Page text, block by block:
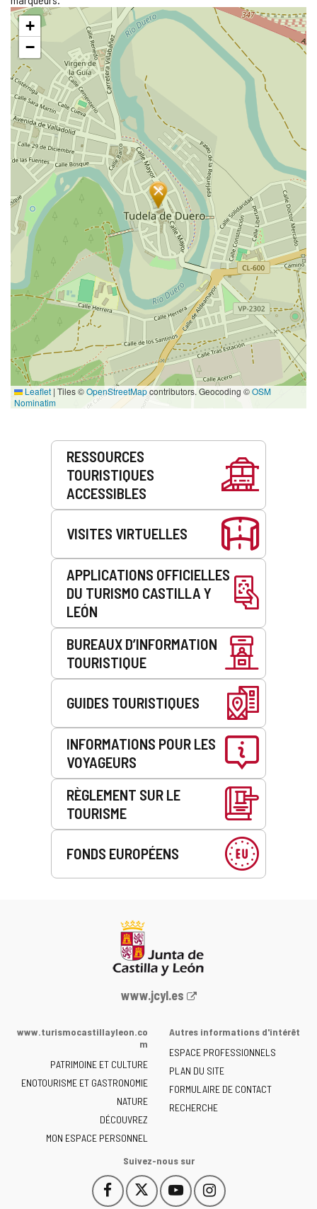
Sauter
la
carte
+
−
Leaflet | Tiles ©OpenStreetMapcontributors. Geocoding ©OSM
Nominatim
Prestations
RESSOURCES
TOURISTIQUES
ACCESSIBLES
VISITES VIRTUELLES
APPLICATIONS OFFICIELLES
DU TURISMO CASTILLA Y
LEÓN
BUREAUX D’INFORMATION
TOURISTIQUE
GUIDES TOURISTIQUES
INFORMATIONS POUR LES
VOYAGEURS
RÈGLEMENT SUR LE
TOURISME
FONDS EUROPÉENS
Portail
la
de
Castilla
y
León
-
www.jcyl.es
www.turismocastillayleon.co
m
PATRIMOINE ET CULTURE
ENOTOURISME ET GASTRONOMIE
NATURE
DÉCOUVREZ
MON ESPACE PERSONNEL
Autres informations d'intérêt
ESPACE PROFESSIONNELS
PLAN DU SITE
FORMULAIRE DE CONTACT
RECHERCHE
Suivez-nous sur
Facebook
Este
Este
YouTube
Este
Instagram
Este